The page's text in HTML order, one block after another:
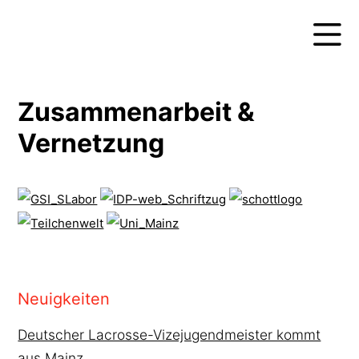
Zusammenarbeit &
Vernetzung
Neuigkeiten
Deutscher Lacrosse-Vizejugendmeister kommt